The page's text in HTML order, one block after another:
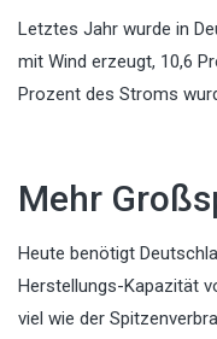
Letztes Jahr wurde in
mit Wind erzeugt, 10,6
Prozent des Stroms
Mehr
Heute benötigt
Herstellungs-Kapazität
viel wie der